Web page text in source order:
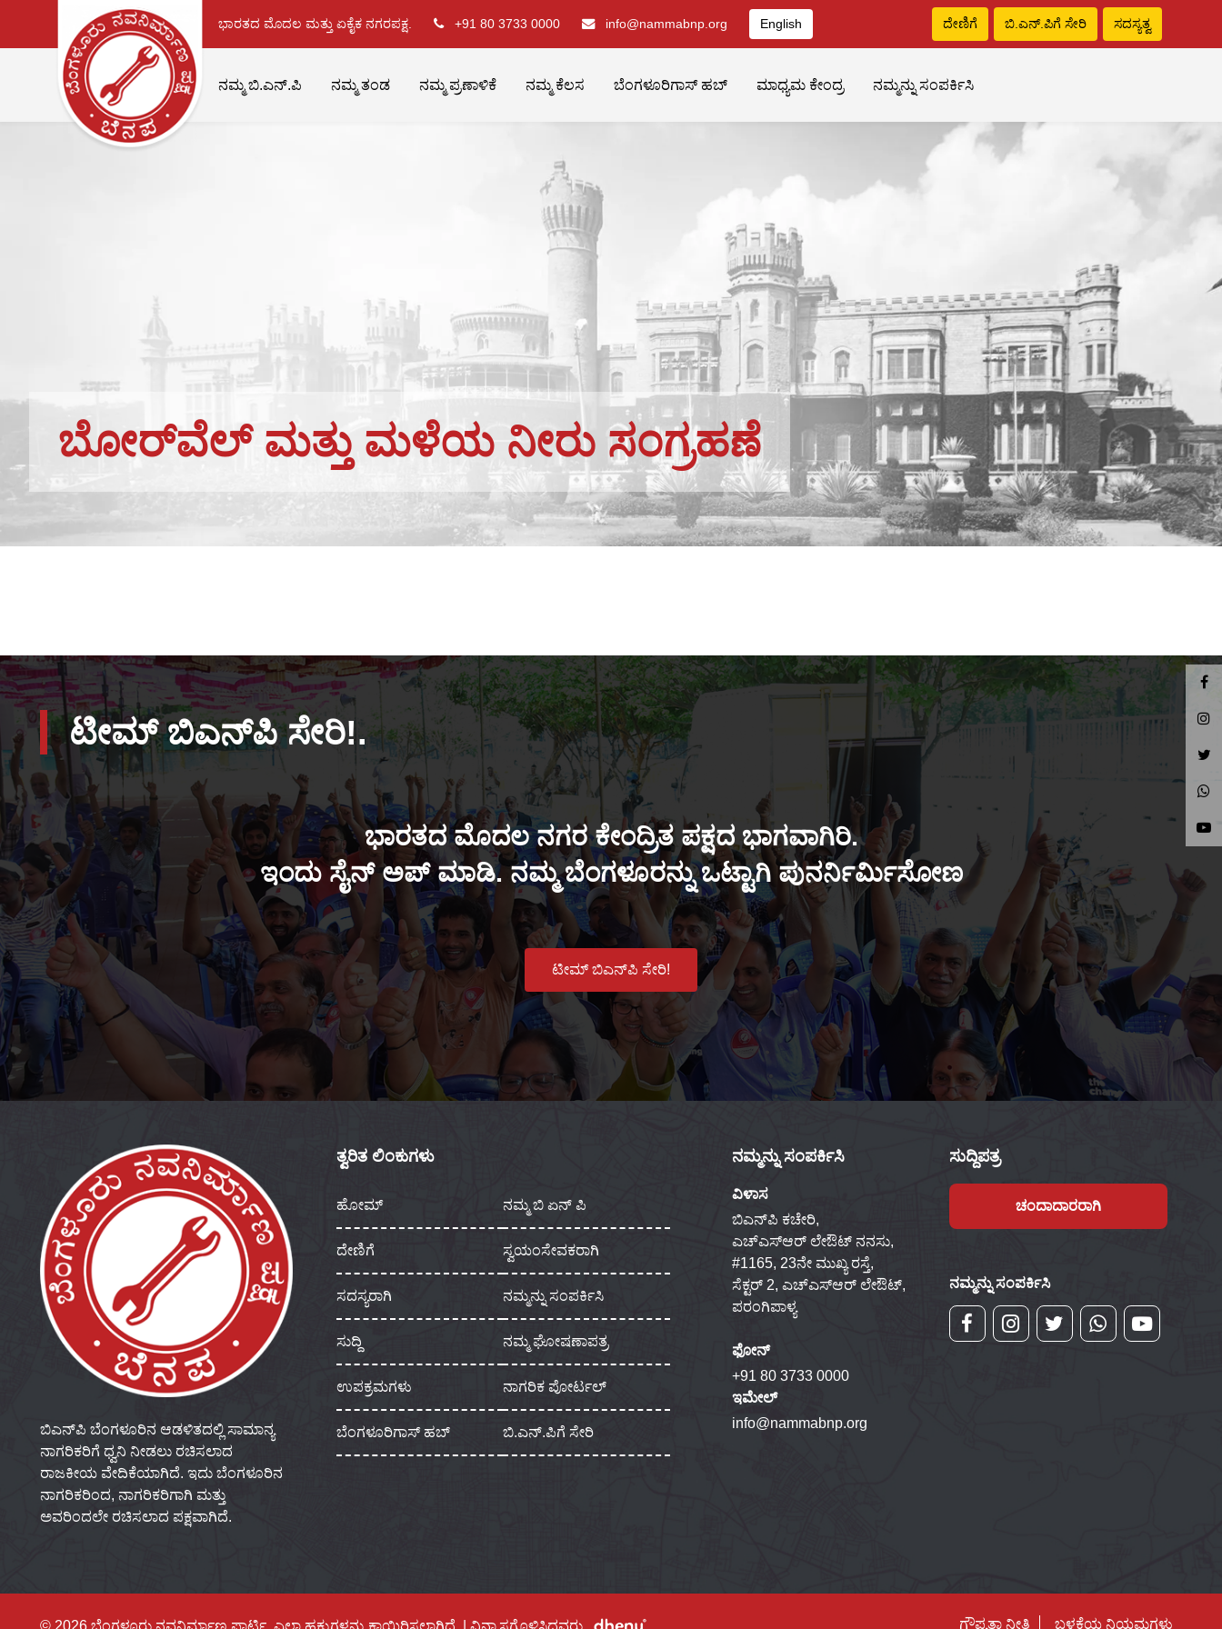
ಭಾರತದ ಮೊದಲ ಮತ್ತು ಏಕೈಕ ನಗರಪಕ್ಷ. +91 80 3733 0000 info@nammabnp.org English ದೇಣಿಗೆ ಬಿ.ಎನ್‌.ಪಿಗೆ ಸೇರಿ ಸದಸ್ಯತ್ವ
ನಮ್ಮ ಬಿ.ಎನ್.ಪಿ ನಮ್ಮ ತಂಡ ನಮ್ಮ ಪ್ರಣಾಳಿಕೆ ನಮ್ಮ ಕೆಲಸ ಬೆಂಗಳೂರಿಗಾಸ್ ಹಬ್ ಮಾಧ್ಯಮ ಕೇಂದ್ರ ನಮ್ಮನ್ನು ಸಂಪರ್ಕಿಸಿ
ಬೋರ್‌ವೆಲ್ ಮತ್ತು ಮಳೆಯ ನೀರು ಸಂಗ್ರಹಣೆ
ಟೀಮ್ ಬಿಎನ್‌ಪಿ ಸೇರಿ!.
ಭಾರತದ ಮೊದಲ ನಗರ ಕೇಂದ್ರಿತ ಪಕ್ಷದ ಭಾಗವಾಗಿರಿ.
ಇಂದು ಸೈನ್ ಅಪ್ ಮಾಡಿ. ನಮ್ಮ ಬೆಂಗಳೂರನ್ನು ಒಟ್ಟಾಗಿ ಪುನರ್ನಿರ್ಮಿಸೋಣ
ಟೀಮ್ ಬಿಎನ್‌ಪಿ ಸೇರಿ!
ಬಿಎನ್‌ಪಿ ಬೆಂಗಳೂರಿನ ಆಡಳಿತದಲ್ಲಿ ಸಾಮಾನ್ಯ
ನಾಗರಿಕರಿಗೆ ಧ್ವನಿ ನೀಡಲು ರಚಿಸಲಾದ
ರಾಜಕೀಯ ವೇದಿಕೆಯಾಗಿದೆ. ಇದು ಬೆಂಗಳೂರಿನ
ನಾಗರಿಕರಿಂದ, ನಾಗರಿಕರಿಗಾಗಿ ಮತ್ತು
ಅವರಿಂದಲೇ ರಚಿಸಲಾದ ಪಕ್ಷವಾಗಿದೆ.
ತ್ವರಿತ ಲಿಂಕುಗಳು
ಹೋಮ್ ನಮ್ಮ ಬಿ ಏನ್ ಪಿ
ದೇಣಿಗೆ ಸ್ವಯಂಸೇವಕರಾಗಿ
ಸದಸ್ಯರಾಗಿ ನಮ್ಮನ್ನು ಸಂಪರ್ಕಿಸಿ
ಸುದ್ದಿ ನಮ್ಮ ಘೋಷಣಾಪತ್ರ
ಉಪಕ್ರಮಗಳು ನಾಗರಿಕ ಪೋರ್ಟಲ್
ಬೆಂಗಳೂರಿಗಾಸ್ ಹಬ್ ಬಿ.ಎನ್.ಪಿಗೆ ಸೇರಿ
ನಮ್ಮನ್ನು ಸಂಪರ್ಕಿಸಿ
ವಿಳಾಸ
ಬಿಎನ್‌ಪಿ ಕಚೇರಿ,
ಎಚ್‌ಎಸ್‌ಆರ್ ಲೇಔಟ್ ನನಸು,
#1165, 23ನೇ ಮುಖ್ಯ ರಸ್ತೆ,
ಸೆಕ್ಟರ್ 2, ಎಚ್‌ಎಸ್‌ಆರ್ ಲೇಔಟ್,
ಪರಂಗಿಪಾಳ್ಯ
ಫೋನ್
+91 80 3733 0000
ಇಮೇಲ್
info@nammabnp.org
ಸುದ್ದಿಪತ್ರ
ಚಂದಾದಾರರಾಗಿ
ನಮ್ಮನ್ನು ಸಂಪರ್ಕಿಸಿ
© 2026 ಬೆಂಗಳೂರು ನವನಿರ್ಮಾಣ ಪಾರ್ಟಿ, ಎಲ್ಲಾ ಹಕ್ಕುಗಳನ್ನು ಕಾಯ್ದಿರಿಸಲಾಗಿದೆ. | ವಿನ್ಯಾಸಗೊಳಿಸಿದವರು ಗೌಪ್ಯತಾ ನೀತಿ ಬಳಕೆಯ ನಿಯಮಗಳು